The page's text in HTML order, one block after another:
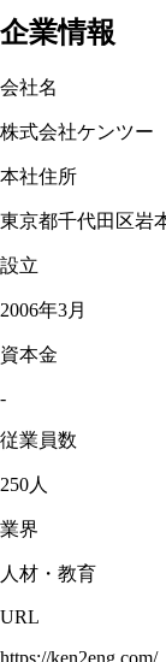
企業情報
会社名
株式会社ケンツー
本社住所
東京都千代田区岩
設立
2006年3月
資本金
-
従業員数
250人
業界
人材・教育
URL